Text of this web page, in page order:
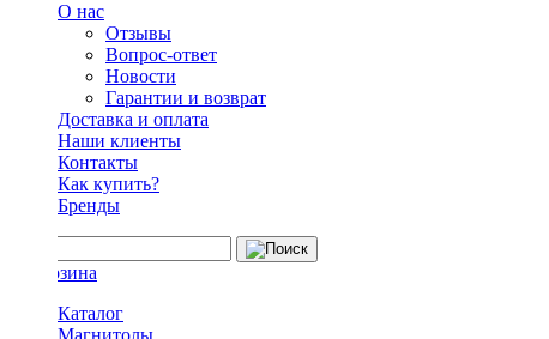
О нас
Отзывы
Вопрос-ответ
Новости
Гарантии и возврат
Доставка и оплата
Наши клиенты
Контакты
Как купить?
Бренды
Каталог
Магнитолы